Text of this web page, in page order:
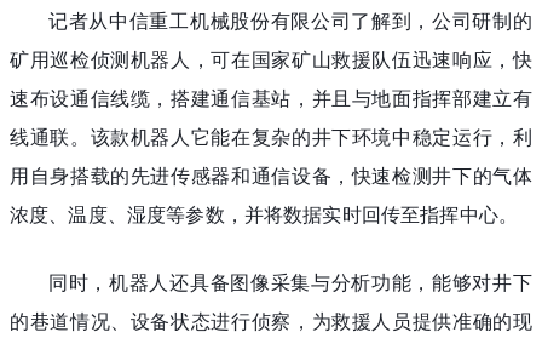
记者从中信重工机械股份有限公司了解到，公司研制的
矿用巡检侦测机器人，可在国家矿山救援队伍迅速响应，快
速布设通信线缆，搭建通信基站，并且与地面指挥部建立有
线通联。该款机器人它能在复杂的井下环境中稳定运行，利
用自身搭载的先进传感器和通信设备，快速检测井下的气体
浓度、温度、湿度等参数，并将数据实时回传至指挥中心。
同时，机器人还具备图像采集与分析功能，能够对井下
的巷道情况、设备状态进行侦察，为救援人员提供准确的现